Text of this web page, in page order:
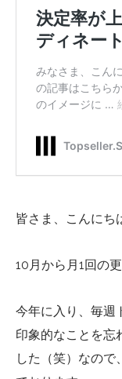
皆さま、こんにち
10月から月1回の
今年に入り、毎週
印象的なことを忘
した（笑）なので